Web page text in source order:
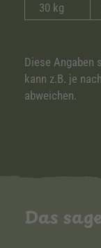
30 kg
Diese Angaben
kann z.B. je
abweichen.
Das